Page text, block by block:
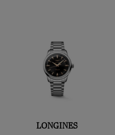
LONGINES